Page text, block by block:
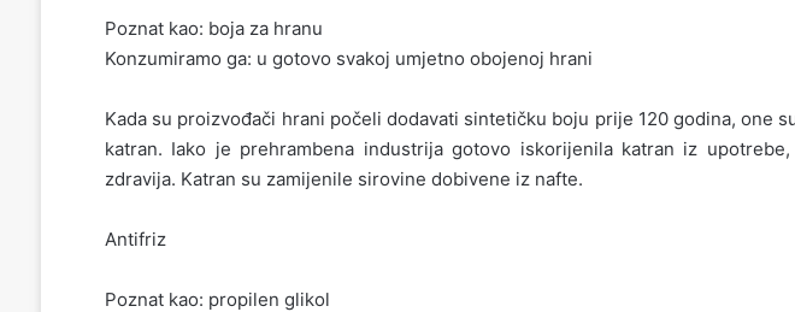
Poznat kao: boja za hranu
Konzumiramo ga: u gotovo svakoj umjetno obojenoj hrani
Kada su proizvođači hrani počeli dodavati sintetičku boju prije 120 godina, one
katran. Iako je prehrambena industrija gotovo iskorijenila katran iz
zdravija. Katran su zamijenile sirovine dobivene iz nafte.
Antifriz
Poznat kao: propilen glikol